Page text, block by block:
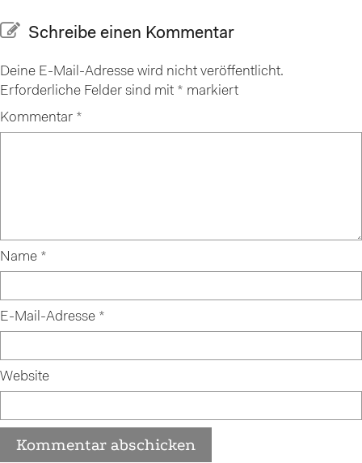
Schreibe einen Kommentar
Deine E-Mail-Adresse wird nicht veröffentlicht.
Erforderliche Felder sind mit * markiert
Kommentar *
Name *
E-Mail-Adresse *
Website